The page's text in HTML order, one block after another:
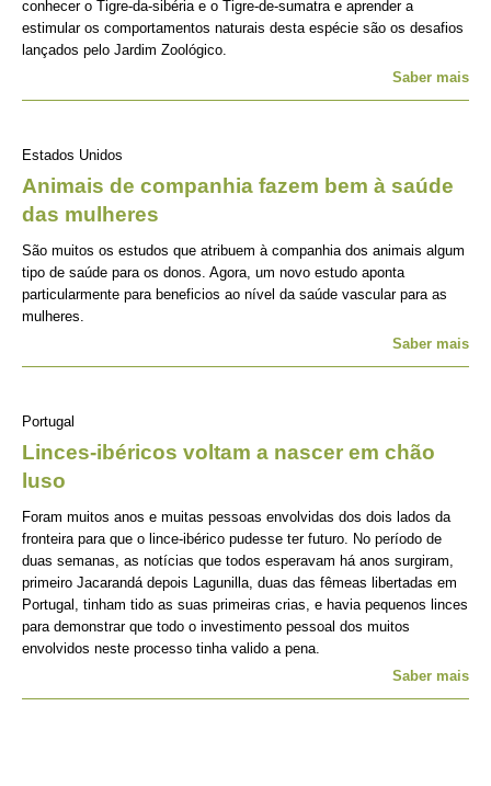
conhecer o Tigre-da-sibéria e o Tigre-de-sumatra e aprender a
estimular os comportamentos naturais desta espécie são os desafios
lançados pelo Jardim Zoológico.
Saber mais
Estados Unidos
Animais de companhia fazem bem à saúde
das mulheres
São muitos os estudos que atribuem à companhia dos animais algum
tipo de saúde para os donos. Agora, um novo estudo aponta
particularmente para beneficios ao nível da saúde vascular para as
mulheres.
Saber mais
Portugal
Linces-ibéricos voltam a nascer em chão
luso
Foram muitos anos e muitas pessoas envolvidas dos dois lados da
fronteira para que o lince-ibérico pudesse ter futuro. No período de
duas semanas, as notícias que todos esperavam há anos surgiram,
primeiro Jacarandá depois Lagunilla, duas das fêmeas libertadas em
Portugal, tinham tido as suas primeiras crias, e havia pequenos linces
para demonstrar que todo o investimento pessoal dos muitos
envolvidos neste processo tinha valido a pena.
Saber mais